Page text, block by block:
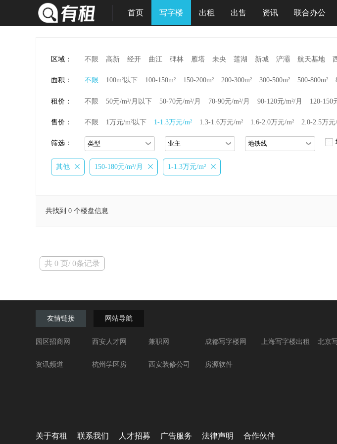
首页 写字楼 出租 出售 资讯 联合办公
区域： 不限 高新 经开 曲江 碑林 雁塔 未央 莲湖 新城 浐灞 航天基地
面积： 不限 100m²以下 100-150m² 150-200m² 200-300m² 300-500m² 500-800m²
租价： 不限 50元/m²/月以下 50-70元/m²/月 70-90元/m²/月 90-120元/m²/月 120-150
售价： 不限 1万元/m²以下 1-1.3万元/m² 1.3-1.6万元/m² 1.6-2.0万元/m² 2.0-2.5万元
筛选：
其他 150-180元/m²/月 1-1.3万元/m²
共找到 0 个楼盘信息
共 0 页/ 0条记录
友情链接 网站导航
园区招商网 西安人才网 兼职网 成都写字楼网 上海写字楼出租 北京
资讯频道 杭州学区房 西安装修公司 房源软件
关于有租 联系我们 人才招募 广告服务 法律声明 合作伙伴